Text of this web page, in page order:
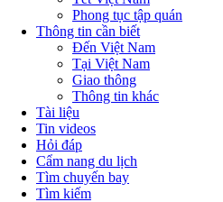
Phong tục tập quán
Thông tin cần biết
Đến Việt Nam
Tại Việt Nam
Giao thông
Thông tin khác
Tài liệu
Tin videos
Hỏi đáp
Cẩm nang du lịch
Tìm chuyến bay
Tìm kiếm